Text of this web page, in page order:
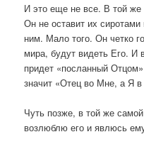
И это еще не все. В той же
Он не оставит их
ним. Мало того. Он четко
мира, будут видеть Его. И
придет «посланный
значит «Отец во Мне, а Я
Чуть позже, в той же
возлюблю его и явлюсь